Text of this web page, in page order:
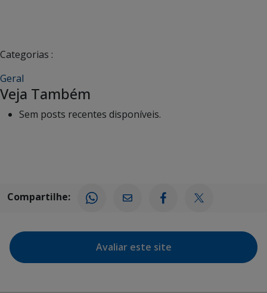
Categorias :
Geral
Veja Também
Sem posts recentes disponíveis.
Compartilhe:
Avaliar este site